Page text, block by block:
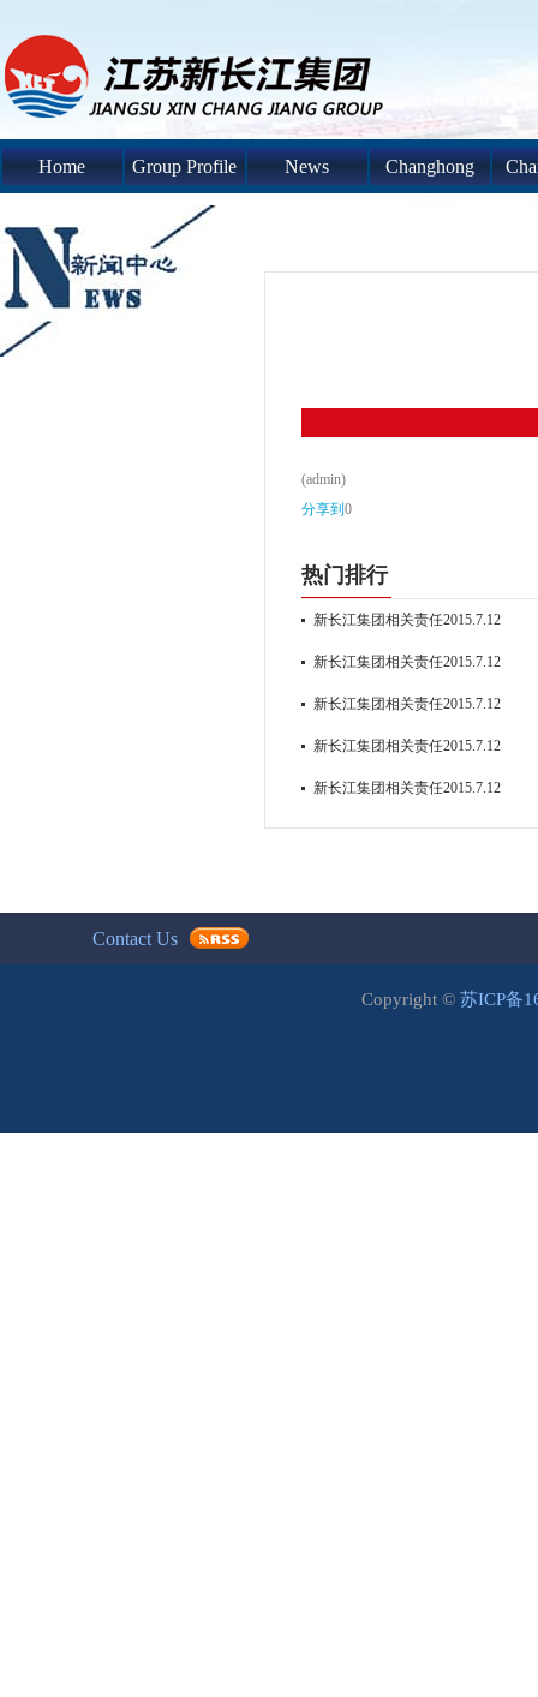
Home Group Profile News
Changhong
(admin)
分享到 0
热门排行
新长江集团相关责任2015.7.12
新长江集团相关责任2015.7.12
新长江集团相关责任2015.7.12
新长江集团相关责任2015.7.12
新长江集团相关责任2015.7.12
Contact Us
Copyright © 苏ICP备